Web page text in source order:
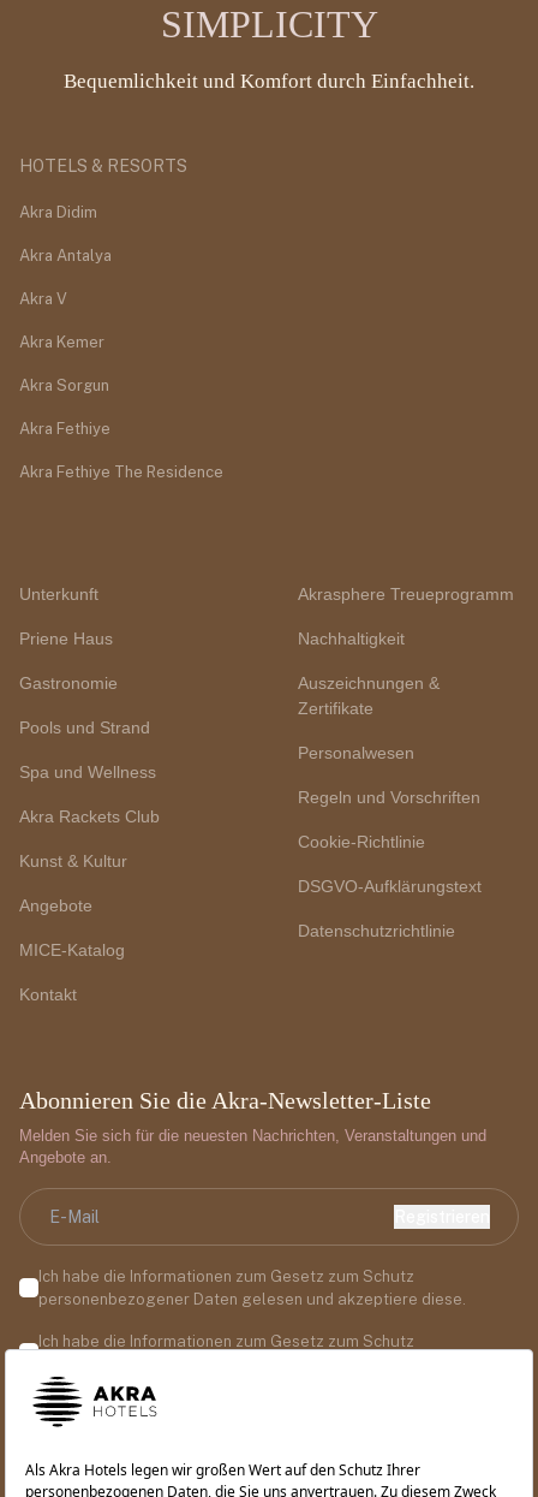
SIMPLICITY
Bequemlichkeit und Komfort durch Einfachheit.
HOTELS & RESORTS
Akra Didim
Akra Antalya
Akra V
Akra Kemer
Akra Sorgun
Akra Fethiye
Akra Fethiye The Residence
Unterkunft
Priene Haus
Gastronomie
Pools und Strand
Spa und Wellness
Akra Rackets Club
Kunst & Kultur
Angebote
MICE-Katalog
Kontakt
Akrasphere Treueprogramm
Nachhaltigkeit
Auszeichnungen &
Zertifikate
Personalwesen
Regeln und Vorschriften
Cookie-Richtlinie
DSGVO-Aufklärungstext
Datenschutzrichtlinie
Abonnieren Sie die Akra-Newsletter-Liste
Melden Sie sich für die neuesten Nachrichten, Veranstaltungen und
Angebote an.
Ich habe die Informationen zum Gesetz zum Schutz
personenbezogener Daten gelesen und akzeptiere diese.
Ich habe die Informationen zum Gesetz zum Schutz